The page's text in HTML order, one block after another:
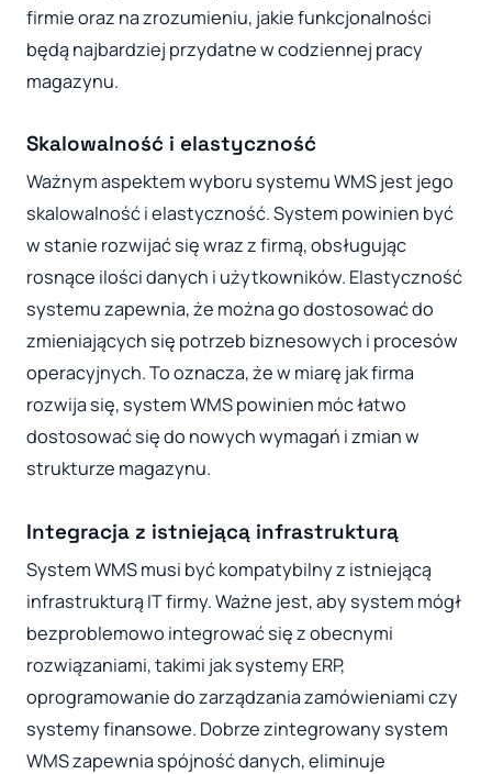
firmie oraz na zrozumieniu, jakie funkcjonalności
będą najbardziej przydatne w codziennej pracy
magazynu.
Skalowalność i elastyczność
Ważnym aspektem wyboru systemu WMS jest jego
skalowalność i elastyczność. System powinien być
w stanie rozwijać się wraz z firmą, obsługując
rosnące ilości danych i użytkowników. Elastyczność
systemu zapewnia, że można go dostosować do
zmieniających się potrzeb biznesowych i procesów
operacyjnych. To oznacza, że w miarę jak firma
rozwija się, system WMS powinien móc łatwo
dostosować się do nowych wymagań i zmian w
strukturze magazynu.
Integracja z istniejącą infrastrukturą
System WMS musi być kompatybilny z istniejącą
infrastrukturą IT firmy. Ważne jest, aby system mógł
bezproblemowo integrować się z obecnymi
rozwiązaniami, takimi jak systemy ERP,
oprogramowanie do zarządzania zamówieniami czy
systemy finansowe. Dobrze zintegrowany system
WMS zapewnia spójność danych, eliminuje